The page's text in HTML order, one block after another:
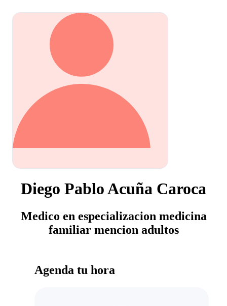
Diego Pablo Acuña Caroca
Medico en especializacion medicina
familiar mencion adultos
Agenda tu hora